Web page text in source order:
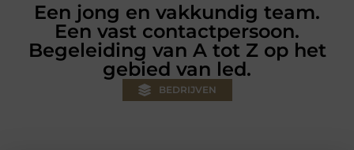
Een jong en vakkundig team.
Een vast contactpersoon.
Begeleiding van A tot Z op het
gebied van led.
BEDRIJVEN